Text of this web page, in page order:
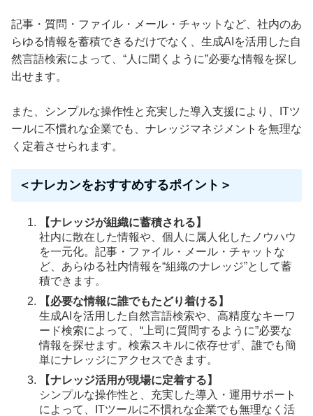
記事・質問・ファイル・メール・チャットなど、社内のあ
らゆる情報を蓄積できるだけでなく、生成AIを活用した自
然言語検索によって、“人に聞くように”必要な情報を探し
出せます。
また、シンプルな操作性と充実した導入支援により、ITツ
ールに不慣れな企業でも、ナレッジマネジメントを無理な
く定着させられます。
＜ナレカンをおすすめするポイント＞
【ナレッジが組織に蓄積される】
社内に散在した情報や、個人に属人化したノウハウ
を一元化。記事・ファイル・メール・チャットな
ど、あらゆる社内情報を“組織のナレッジ”として蓄
積できます。
【必要な情報に誰でもたどり着ける】
生成AIを活用した自然言語検索や、高精度なキーワ
ード検索によって、“上司に質問するように”必要な
情報を探せます。検索スキルに依存せず、誰でも簡
単にナレッジにアクセスできます。
【ナレッジ活用が現場に定着する】
シンプルな操作性と、充実した導入・運用サポート
によって、ITツールに不慣れな企業でも無理なく活